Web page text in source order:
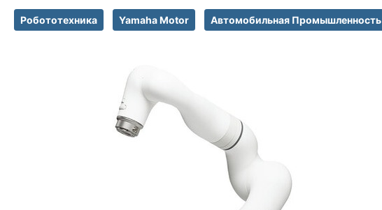
Робототехника Yamaha Motor Автомобильная Промышленность